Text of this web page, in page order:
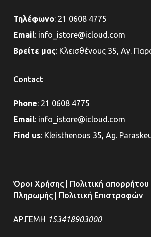
Τηλέφωνο: 21 0608 4775
Email: info_istore@icloud.com
Βρείτε μας: Κλεισθένους 35, Αγ.
Contact
Phone: 21 0608 4775
Email: info_istore@icloud.com
Find us: Kleisthenous 35, Ag.
Όροι Χρήσης| Πολιτική απορρήτου
Πληρωμής| Πολιτική Επιστροφών
ΑΡ.ΓΕΜΗ 153418903000